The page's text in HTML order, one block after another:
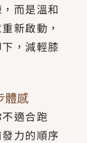
而是溫和
新啟動，
，減輕膝
體感
適合跑
力的順序